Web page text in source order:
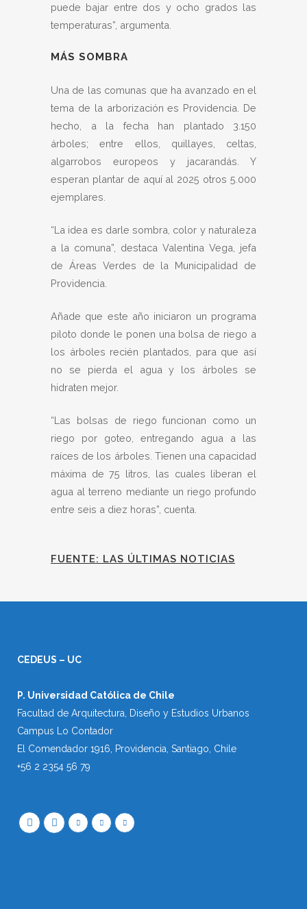
puede bajar entre dos y ocho grados las
temperaturas”, argumenta.
MÁS SOMBRA
Una de las comunas que ha avanzado en el
tema de la arborización es Providencia. De
hecho, a la fecha han plantado 3.150
árboles; entre ellos, quillayes, celtas,
algarrobos europeos y jacarandás. Y
esperan plantar de aquí al 2025 otros 5.000
ejemplares.
“La idea es darle sombra, color y naturaleza
a la comuna”, destaca Valentina Vega, jefa
de Áreas Verdes de la Municipalidad de
Providencia.
Añade que este año iniciaron un programa
piloto donde le ponen una bolsa de riego a
los árboles recién plantados, para que así
no se pierda el agua y los árboles se
hidraten mejor.
“Las bolsas de riego funcionan como un
riego por goteo, entregando agua a las
raíces de los árboles. Tienen una capacidad
máxima de 75 litros, las cuales liberan el
agua al terreno mediante un riego profundo
entre seis a diez horas”, cuenta.
FUENTE: LAS ÚLTIMAS NOTICIAS
CEDEUS – UC
P. Universidad Católica de Chile
Facultad de Arquitectura, Diseño y Estudios Urbanos
Campus Lo Contador
El Comendador 1916, Providencia, Santiago, Chile
+56 2 2354 56 79